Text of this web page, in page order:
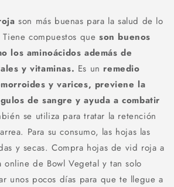
son más buenas para la salud de lo
compuestos queson buenos
los aminoácidos además de
y vitaminas. Es un remedio
y varices, previene la
de sangre y ayuda a combatir
se utiliza para tratar la retención
Para su consumo, las hojas las
y secas. Compra hojas de vid roja a
de Bowl Vegetal y tan solo
unos pocos días para que te llegue a